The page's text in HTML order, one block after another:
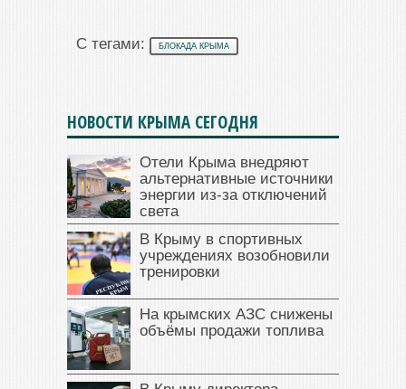
С тегами: БЛОКАДА КРЫМА
НОВОСТИ КРЫМА СЕГОДНЯ
Отели Крыма внедряют
альтернативные источники
энергии из-за отключений
света
В Крыму в спортивных
учреждениях возобновили
тренировки
На крымских АЗС снижены
объёмы продажи топлива